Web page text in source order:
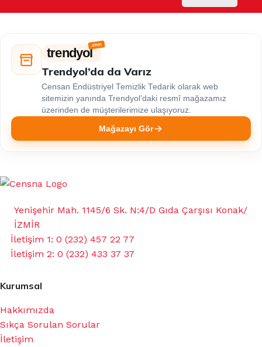
trendyol
Trendyol’da da Varız
Censan Endüstriyel Temizlik Tedarik olarak web
sitemizin yanında Trendyol’daki resmî mağazamız
üzerinden de müşterilerimize ulaşıyoruz.
Mağazayı Gör
Yenişehir Mah. 1145/6 Sk. N:4/D Gıda Çarşısı Konak/
İZMİR
İletişim 1: 0 (232) 457 22 77
İletişim 2: 0 (232) 433 37 37
Kurumsal
Hakkımızda
Sıkça Sorulan Sorular
İletişim